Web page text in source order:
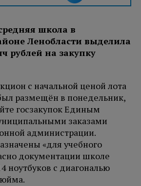
школа в
Ленобласти выделила
рублей на закупку
с начальной ценой лота
размещён в понедельник,
госзакупок Единым
заказами
администрации.
«для учебного
документации школе
ноутбуков с диагональю